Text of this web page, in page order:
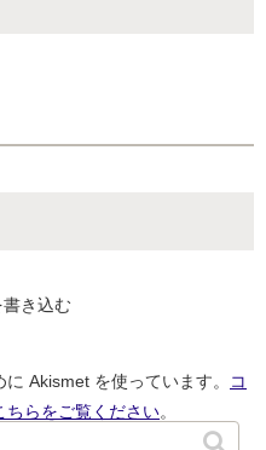
書き込む
Akismet を使っています。
コ
ちらをご覧ください。